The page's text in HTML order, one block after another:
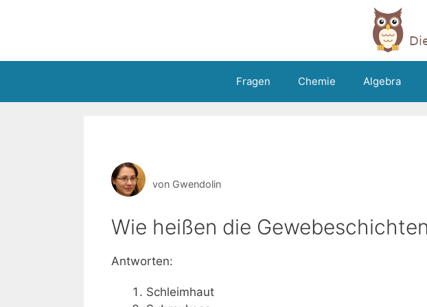
Fragen Chemie Algebra
von Gwendolin
Wie heißen die
Antworten:
Schleimhaut